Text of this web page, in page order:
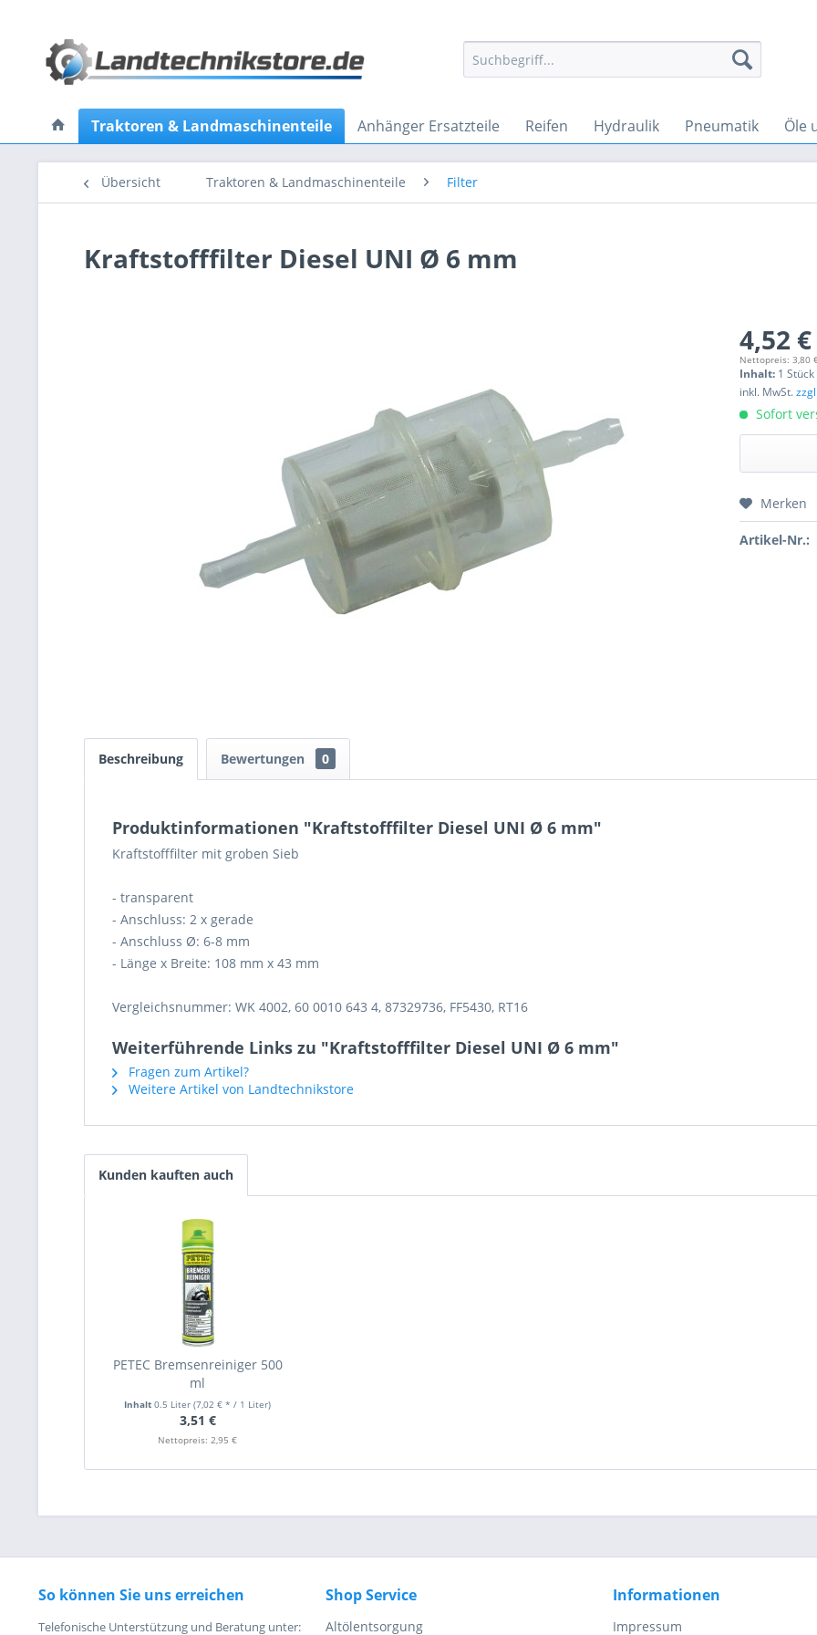
Traktoren & Landmaschinenteile Anhänger Ersatzteile Reifen Hydraulik Pneumatik Öle
Übersicht Traktoren & Landmaschinenteile Filter
Kraftstofffilter Diesel UNI Ø 6 mm
4,52
Nettopreis: 3,80
Inhalt: 1 Stück
inkl. MwSt.
Sofort
Preis
Merken
Artikel-Nr.:
Beschreibung Bewertungen 0
Produktinformationen "Kraftstofffilter Diesel UNI Ø 6 mm"
Kraftstofffilter mit groben Sieb
- transparent
- Anschluss: 2 x gerade
- Anschluss Ø: 6-8 mm
- Länge x Breite: 108 mm x 43 mm
Vergleichsnummer: WK 4002, 60 0010 643 4, 87329736, FF5430, RT16
Weiterführende Links zu "Kraftstofffilter Diesel UNI Ø 6 mm"
Fragen zum Artikel?
Weitere Artikel von Landtechnikstore
Kunden kauften auch
PETEC Bremsenreiniger 500
ml
Inhalt0.5 Liter(7,02 € * / 1 Liter)
3,51 €
Nettopreis: 2,95 €
So können Sie uns erreichen
Telefonische Unterstützung und Beratung unter:
Shop Service
Altölentsorgung
Informationen
Impressum